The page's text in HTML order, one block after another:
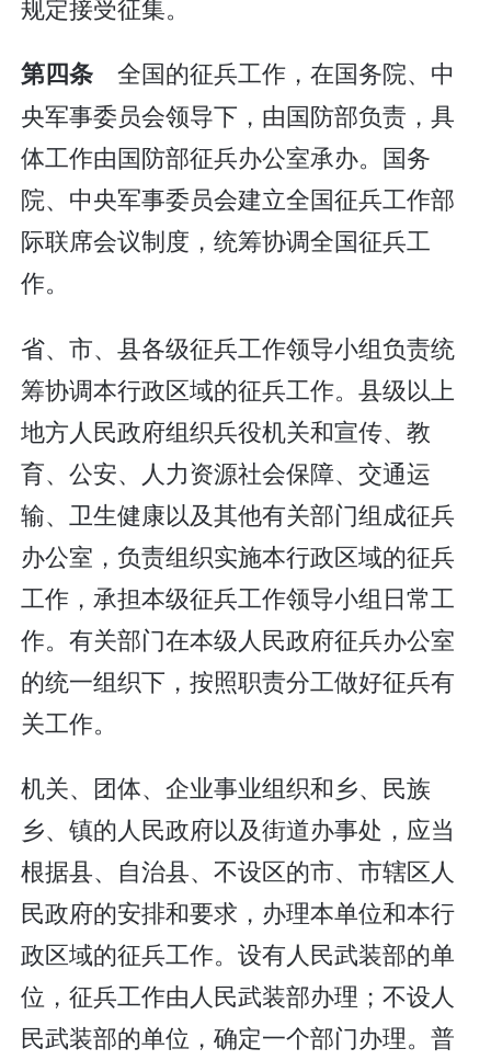
规定接受征集。
第四条 全国的征兵工作，在国务院、中
央军事委员会领导下，由国防部负责，具
体工作由国防部征兵办公室承办。国务
院、中央军事委员会建立全国征兵工作部
际联席会议制度，统筹协调全国征兵工
作。
省、市、县各级征兵工作领导小组负责统
筹协调本行政区域的征兵工作。县级以上
地方人民政府组织兵役机关和宣传、教
育、公安、人力资源社会保障、交通运
输、卫生健康以及其他有关部门组成征兵
办公室，负责组织实施本行政区域的征兵
工作，承担本级征兵工作领导小组日常工
作。有关部门在本级人民政府征兵办公室
的统一组织下，按照职责分工做好征兵有
关工作。
机关、团体、企业事业组织和乡、民族
乡、镇的人民政府以及街道办事处，应当
根据县、自治县、不设区的市、市辖区人
民政府的安排和要求，办理本单位和本行
政区域的征兵工作。设有人民武装部的单
位，征兵工作由人民武装部办理；不设人
民武装部的单位，确定一个部门办理。普